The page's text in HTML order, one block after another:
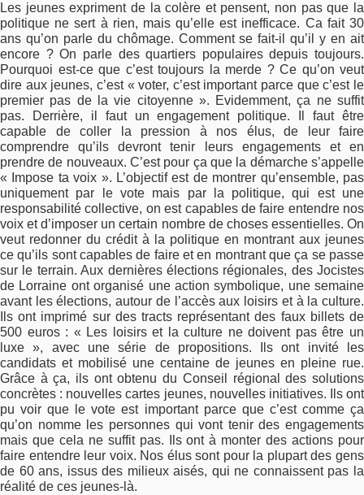
Les jeunes expriment de la colère et pensent, non pas que la
politique ne sert à rien, mais qu’elle est inefficace. Ca fait 30
ans qu’on parle du chômage. Comment se fait-il qu’il y en ait
encore ? On parle des quartiers populaires depuis toujours.
Pourquoi est-ce que c’est toujours la merde ? Ce qu’on veut
dire aux jeunes, c’est « voter, c’est important parce que c’est le
premier pas de la vie citoyenne ». Evidemment, ça ne suffit
pas. Derrière, il faut un engagement politique. Il faut être
capable de coller la pression à nos élus, de leur faire
comprendre qu’ils devront tenir leurs engagements et en
prendre de nouveaux. C’est pour ça que la démarche s’appelle
« Impose ta voix ». L’objectif est de montrer qu’ensemble, pas
uniquement par le vote mais par la politique, qui est une
responsabilité collective, on est capables de faire entendre nos
voix et d’imposer un certain nombre de choses essentielles. On
veut redonner du crédit à la politique en montrant aux jeunes
ce qu’ils sont capables de faire et en montrant que ça se passe
sur le terrain. Aux dernières élections régionales, des Jocistes
de Lorraine ont organisé une action symbolique, une semaine
avant les élections, autour de l’accès aux loisirs et à la culture.
Ils ont imprimé sur des tracts représentant des faux billets de
500 euros : « Les loisirs et la culture ne doivent pas être un
luxe », avec une série de propositions. Ils ont invité les
candidats et mobilisé une centaine de jeunes en pleine rue.
Grâce à ça, ils ont obtenu du Conseil régional des solutions
concrètes : nouvelles cartes jeunes, nouvelles initiatives. Ils ont
pu voir que le vote est important parce que c’est comme ça
qu’on nomme les personnes qui vont tenir des engagements
mais que cela ne suffit pas. Ils ont à monter des actions pour
faire entendre leur voix. Nos élus sont pour la plupart des gens
de 60 ans, issus des milieux aisés, qui ne connaissent pas la
réalité de ces jeunes-là.